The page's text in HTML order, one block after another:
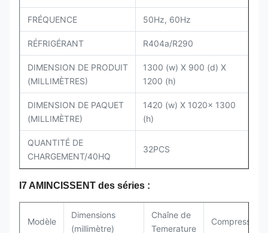
FRÉQUENCE 50Hz, 60Hz
RÉFRIGÉRANT R404a/R290
DIMENSION DE PRODUIT
(MILLIMÈTRES)
1300 (w) X 900 (d) X
1200 (h)
DIMENSION DE PAQUET
(MILLIMÈTRE)
1420 (w) X 1020x 1300
(h)
QUANTITÉ DE
CHARGEMENT/40HQ
32PCS
I7 AMINCISSENT des séries :
Modèle
Dimensions
(millimètre)
Chaîne de
Temerature
Compresseur